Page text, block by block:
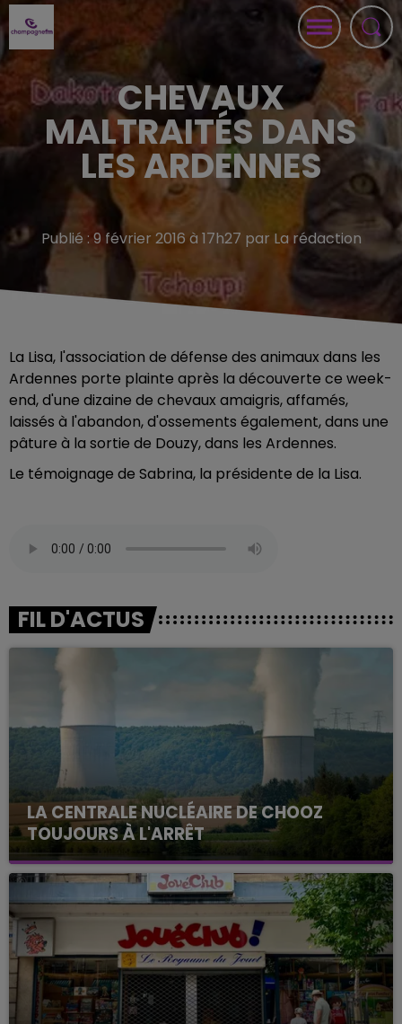
CHEVAUX
MALTRAITÉS DANS
LES ARDENNES
Publié : 9 février 2016 à 17h27 par La rédaction
La Lisa, l'association de défense des animaux dans les
Ardennes porte plainte après la découverte ce week-
end, d'une dizaine de chevaux amaigris, affamés,
laissés à l'abandon, d'ossements également, dans une
pâture à la sortie de Douzy, dans les Ardennes.
Le témoignage de Sabrina, la présidente de la Lisa.
FIL D'ACTUS
LA CENTRALE NUCLÉAIRE DE CHOOZ
TOUJOURS À L'ARRÊT
Cela fait déjà une semaine que la centrale
nucléaire ardennaise est à l'arrêt. Une situation
justifiée par la sécheresse intense qui est toujours
présente.